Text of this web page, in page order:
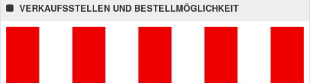
VERKAUFSSTELLEN UND BESTELLMÖGLICHKEIT